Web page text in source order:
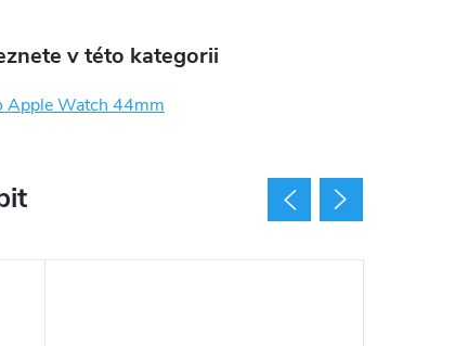
v této kategorii
Apple Watch 44mm